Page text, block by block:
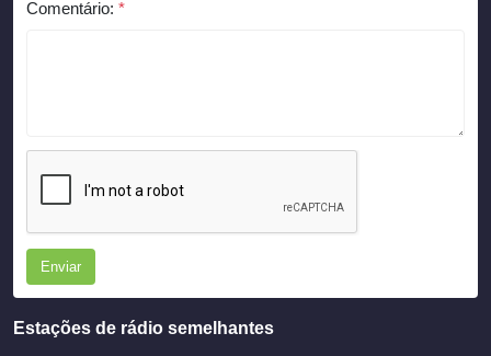
Comentário: *
Enviar
Estações de rádio semelhantes